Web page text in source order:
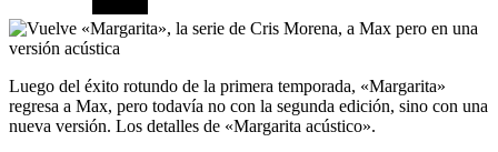
Luego del éxito rotundo de la primera temporada, «Margarita»
regresa a Max, pero todavía no con la segunda edición, sino con una
nueva versión. Los detalles de «Margarita acústico».